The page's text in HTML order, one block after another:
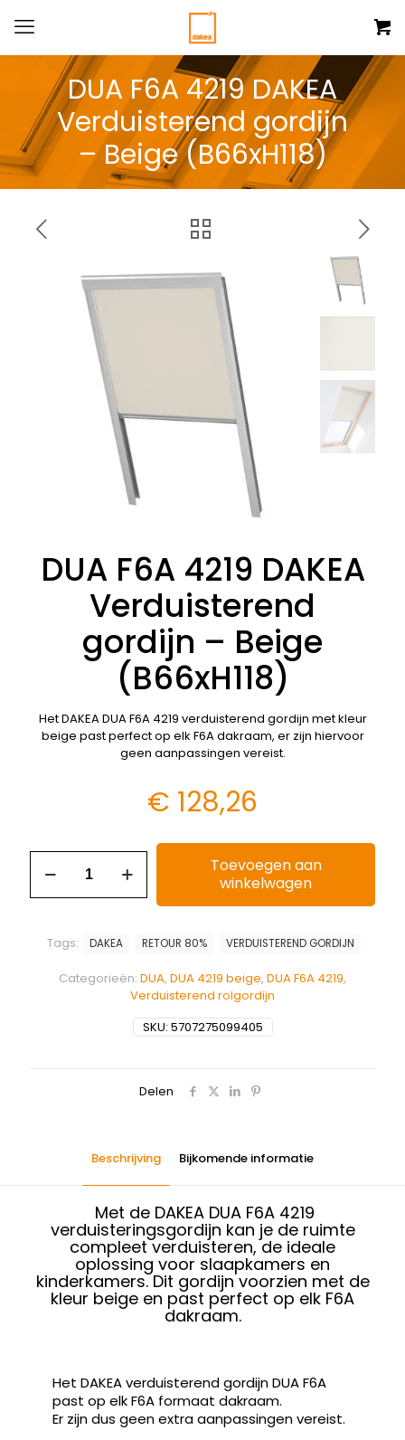
DUA F6A 4219 DAKEA
Verduisterend gordijn
– Beige (B66xH118)
DUA F6A 4219 DAKEA
Verduisterend
gordijn – Beige
(B66xH118)
Het DAKEA DUA F6A 4219 verduisterend gordijn met kleur
beige past perfect op elk F6A dakraam, er zijn hiervoor
geen aanpassingen vereist.
€ 128,26
Toevoegen aan
winkelwagen
SKU: 5707275099405
Categorieën: DUA, DUA 4219 beige, DUA F6A 4219,
Verduisterend rolgordijn
Tags: DAKEA RETOUR 80% VERDUISTEREND GORDIJN
Delen
Beschrijving Bijkomende informatie
Met de DAKEA DUA F6A 4219
verduisteringsgordijn kan je de ruimte
compleet verduisteren, de ideale
oplossing voor slaapkamers en
kinderkamers. Dit gordijn voorzien met de
kleur beige en past perfect op elk F6A
dakraam.
Het DAKEA verduisterend gordijn DUA F6A
past op elk F6A formaat dakraam.
Er zijn dus geen extra aanpassingen vereist.